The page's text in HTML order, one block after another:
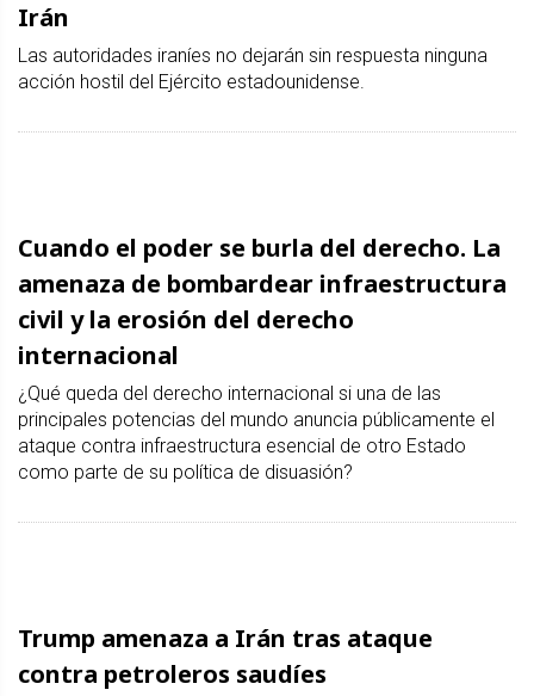
Irán
Las autoridades iraníes no dejarán sin respuesta ninguna
acción hostil del Ejército estadounidense.
Cuando el poder se burla del derecho. La
amenaza de bombardear infraestructura
civil y la erosión del derecho
internacional
¿Qué queda del derecho internacional si una de las
principales potencias del mundo anuncia públicamente el
ataque contra infraestructura esencial de otro Estado
como parte de su política de disuasión?
Trump amenaza a Irán tras ataque
contra petroleros saudíes